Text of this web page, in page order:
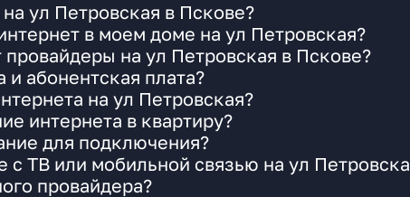
ул Петровская в Пскове?
в моем доме на ул Петровская?
на ул Петровская в Пскове?
абонентская плата?
на ул Петровская?
интернета в квартиру?
для подключения?
ТВ или мобильной связью на ул
провайдера?